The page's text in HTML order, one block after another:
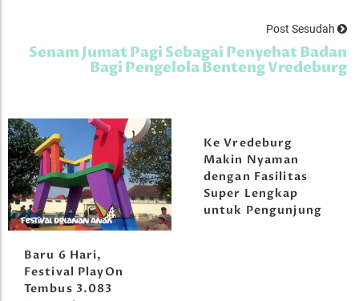
Post Sesudah
Senam Jumat Pagi Sebagai Penyehat Badan
Bagi Pengelola Benteng Vredeburg
Baru 6 Hari,
Festival PlayOn
Tembus 3.083
Ke Vredeburg
Makin Nyaman
dengan Fasilitas
Super Lengkap
untuk Pengunjung